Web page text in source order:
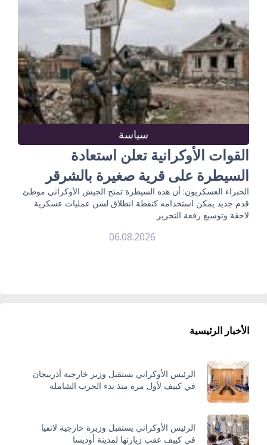
سياسة
القوات الأوكرانية تعلن استعادة
السيطرة على قرية صغيرة بالشرقر
الخبراء العسكريون: أن هذه السيطرة تمنح الجيش الأوكراني موطئ
قدم جديد يمكن استخدامه كنقطة انطلاق لشن عمليات عسكرية
لاحقة وتوسيع رقعة التحرير
06.08.2026
الأخبار الرئيسية
الرئيس الأوكراني يستقبل وزير خارجية أذربيجان
في كييف لأول مرة منذ بدء الحرب الشاملة
الرئيس الأوكراني يستقبل وزيرة خارجية لاتفيا
في كييف عقب زيارتها لمدينة أوديسا